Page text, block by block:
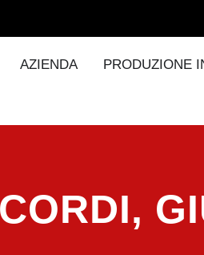
AZIENDA PRODUZIONE
,